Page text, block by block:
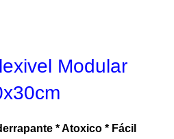
Modular
* Atoxico * Fácil